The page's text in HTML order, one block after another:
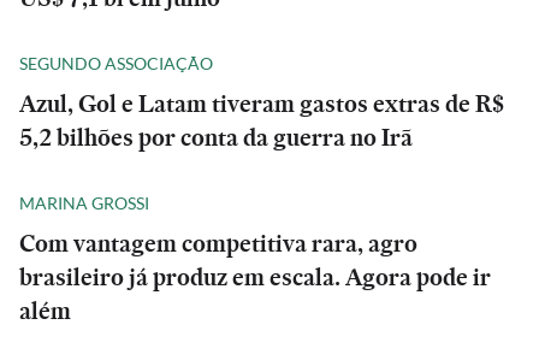
SEGUNDO ASSOCIAÇÃO
Azul, Gol e Latam tiveram gastos extras de R$
5,2 bilhões por conta da guerra no Irã
MARINA GROSSI
Com vantagem competitiva rara, agro
brasileiro já produz em escala. Agora pode ir
além